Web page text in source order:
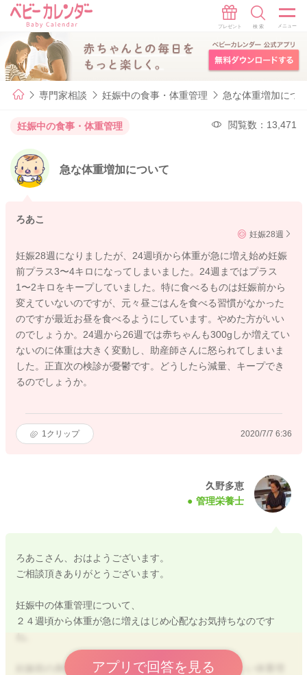
専門家相談 妊娠中の食事・体重管理 急な体重増加につ
妊娠中の食事・体重管理 閲覧数：13,471
急な体重増加について
ろあこ
妊娠28週
妊娠28週になりましたが、24週頃から体重が急に増え始め妊娠
前プラス3〜4キロになってしまいました。24週まではプラス
1〜2キロをキープしていました。特に食べるものは妊娠前から
変えていないのですが、元々昼ごはんを食べる習慣がなかった
のですが最近お昼を食べるようにしています。やめた方がいい
のでしょうか。24週から26週では赤ちゃんも300gしか増えてい
ないのに体重は大きく変動し、助産師さんに怒られてしまいま
した。正直次の検診が憂鬱です。どうしたら減量、キープでき
るのでしょうか。
1 クリップ 2020/7/7 6:36
久野多恵
管理栄養士
ろあこさん、おはようございます。
ご相談頂きありがとうございます。
妊娠中の体重管理について、
２４週頃から体重が急に増えはじめ心配なお気持ちなのです
妊娠前の身長体重から、妊娠全期間を通しての望ましい体重増
アプリで回答を見る